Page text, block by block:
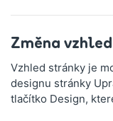
Změna
Vzhled stránky je
designu stránky
tlačítko Design,